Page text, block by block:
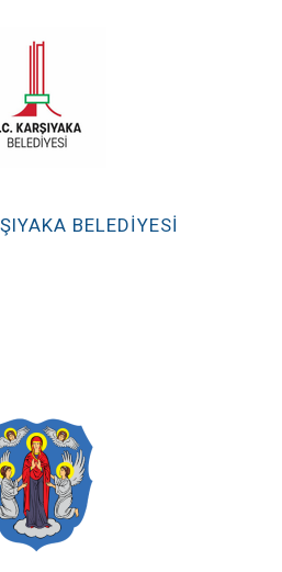
BELEDİYESİ